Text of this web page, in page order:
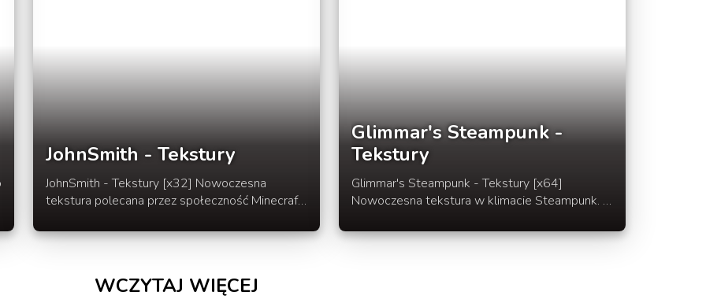
JohnSmith - Tekstury
JohnSmith - Tekstury [x32] Nowoczesna
tekstura polecana przez społeczność Minecraft.
1.5.1 Polecamy ją dla wszystkich, którzy lubią
Glimmar's Steampunk -
Tekstury
Glimmar's Steampunk - Tekstury [x64]
Nowoczesna tekstura w klimacie Steampunk.
4.11.2010 Dziś dostępna jest już w wersji na
WCZYTAJ WIĘCEJ